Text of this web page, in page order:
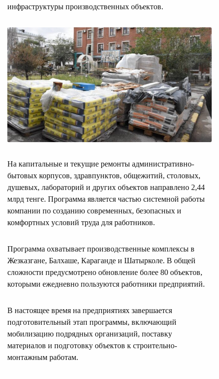
инфраструктуры производственных объектов.
На капитальные и текущие ремонты административно-
бытовых корпусов, здравпунктов, общежитий, столовых,
душевых, лабораторий и других объектов направлено 2,44
млрд тенге. Программа является частью системной работы
компании по созданию современных, безопасных и
комфортных условий труда для работников.
Программа охватывает производственные комплексы в
Жезказгане, Балхаше, Караганде и Шатырколе. В общей
сложности предусмотрено обновление более 80 объектов,
которыми ежедневно пользуются работники предприятий.
В настоящее время на предприятиях завершается
подготовительный этап программы, включающий
мобилизацию подрядных организаций, поставку
материалов и подготовку объектов к строительно-
монтажным работам.